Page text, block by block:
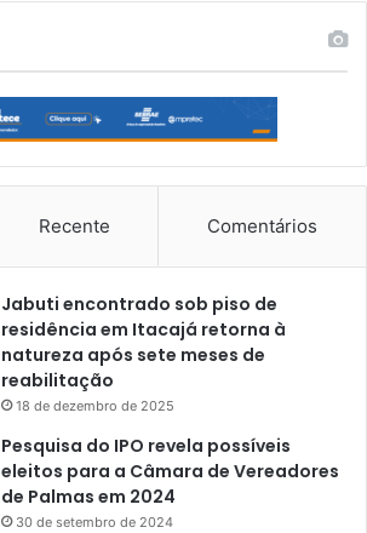
Recente Comentários
Jabuti encontrado sob piso de
residência em Itacajá retorna à
natureza após sete meses de
reabilitação
18 de dezembro de 2025
Pesquisa do IPO revela possíveis
eleitos para a Câmara de Vereadores
de Palmas em 2024
30 de setembro de 2024